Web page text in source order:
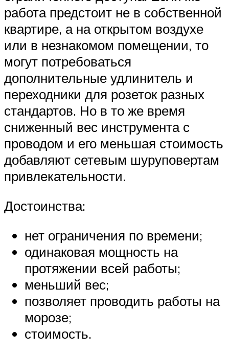
работа предстоит не в собственной
квартире, а на открытом воздухе
или в незнакомом помещении, то
могут потребоваться
дополнительные удлинитель и
переходники для розеток разных
стандартов. Но в то же время
сниженный вес инструмента с
проводом и его меньшая стоимость
добавляют сетевым шуруповертам
привлекательности.
Достоинства:
нет ограничения по времени;
одинаковая мощность на
протяжении всей работы;
меньший вес;
позволяет проводить работы на
морозе;
стоимость.